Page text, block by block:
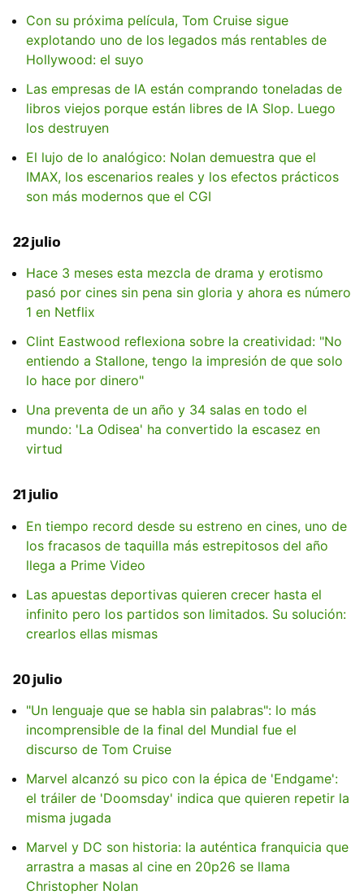
Con su próxima película, Tom Cruise sigue
explotando uno de los legados más rentables de
Hollywood: el suyo
Las empresas de IA están comprando toneladas de
libros viejos porque están libres de IA Slop. Luego
los destruyen
El lujo de lo analógico: Nolan demuestra que el
IMAX, los escenarios reales y los efectos prácticos
son más modernos que el CGI
22 julio
Hace 3 meses esta mezcla de drama y erotismo
pasó por cines sin pena sin gloria y ahora es número
1 en Netflix
Clint Eastwood reflexiona sobre la creatividad: "No
entiendo a Stallone, tengo la impresión de que solo
lo hace por dinero"
Una preventa de un año y 34 salas en todo el
mundo: 'La Odisea' ha convertido la escasez en
virtud
21 julio
En tiempo record desde su estreno en cines, uno de
los fracasos de taquilla más estrepitosos del año
llega a Prime Video
Las apuestas deportivas quieren crecer hasta el
infinito pero los partidos son limitados. Su solución:
crearlos ellas mismas
20 julio
"Un lenguaje que se habla sin palabras": lo más
incomprensible de la final del Mundial fue el
discurso de Tom Cruise
Marvel alcanzó su pico con la épica de 'Endgame':
el tráiler de 'Doomsday' indica que quieren repetir la
misma jugada
Marvel y DC son historia: la auténtica franquicia que
arrastra a masas al cine en 20p26 se llama
Christopher Nolan